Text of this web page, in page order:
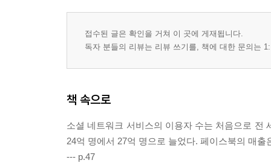
접수된 글은 확인을 거쳐 이 곳에 게재됩니다.
독자 분들의 리뷰는 리뷰 쓰기를, 책에 대한 문의는
책 속으로
소셜 네트워크 서비스의 이용자 수는 처음으로 전
24억 명에서 27억 명으로 늘었다. 페이스북의 매
--- p.47